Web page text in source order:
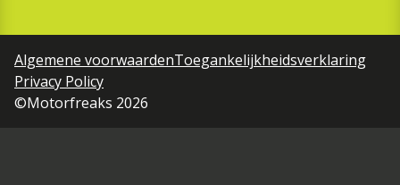
Algemene voorwaardenToegankelijkheidsverklaring
Privacy Policy
©Motorfreaks 2026